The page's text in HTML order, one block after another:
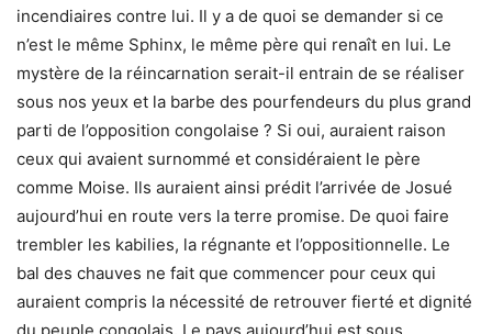
incendiaires contre lui. Il y a de quoi se demander si ce
n’est le même Sphinx, le même père qui renaît en lui. Le
mystère de la réincarnation serait-il entrain de se réaliser
sous nos yeux et la barbe des pourfendeurs du plus grand
parti de l’opposition congolaise ? Si oui, auraient raison
ceux qui avaient surnommé et considéraient le père
comme Moise. Ils auraient ainsi prédit l’arrivée de Josué
aujourd’hui en route vers la terre promise. De quoi faire
trembler les kabilies, la régnante et l’oppositionnelle. Le
bal des chauves ne fait que commencer pour ceux qui
auraient compris la nécessité de retrouver fierté et dignité